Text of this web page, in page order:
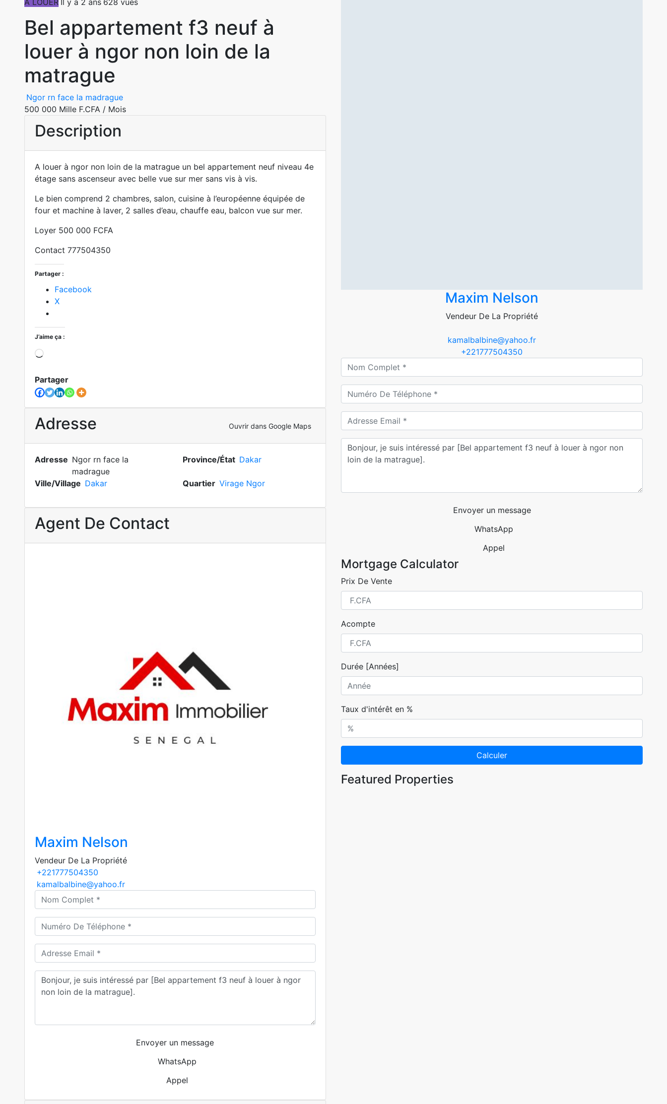
A LOUER Il y a 2 ans 628 vues
Bel appartement f3 neuf à
louer à ngor non loin de la
matrague
Ngor rn face la madrague
500 000 Mille F.CFA / Mois
Description
A louer à ngor non loin de la matrague un bel appartement neuf niveau 4e
étage sans ascenseur avec belle vue sur mer sans vis à vis.
Le bien comprend 2 chambres, salon, cuisine à l’européenne équipée de
four et machine à laver, 2 salles d’eau, chauffe eau, balcon vue sur mer.
Loyer 500 000 FCFA
Contact 777504350
Partager :
Facebook
X
J’aime ça :
Chargement…
Partager
Adresse Ouvrir dans Google Maps
Adresse Ngor rn face la
madrague
Province/État Dakar
Ville/Village Dakar Quartier Virage Ngor
Agent De Contact
Maxim Nelson
Vendeur De La Propriété
+221777504350
kamalbalbine@yahoo.fr
Envoyer un message
WhatsApp
Appel
Maxim Nelson
Vendeur De La Propriété
kamalbalbine@yahoo.fr
+221777504350
Envoyer un message
WhatsApp
Appel
Mortgage Calculator
Prix De Vente
Acompte
Durée [Années]
Taux d'intérêt en %
Calculer
Featured Properties